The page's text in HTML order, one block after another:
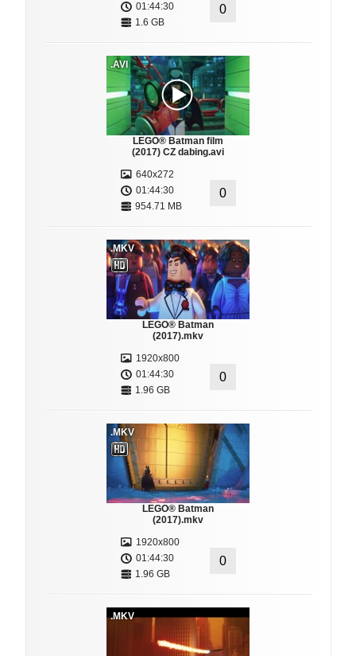
01:44:30
1.6 GB
0
.AVI
LEGO® Batman film
(2017) CZ dabing.avi
640x272
01:44:30
954.71 MB
0
.MKV
LEGO® Batman
(2017).mkv
1920x800
01:44:30
1.96 GB
0
.MKV
LEGO® Batman
(2017).mkv
1920x800
01:44:30
1.96 GB
0
.MKV